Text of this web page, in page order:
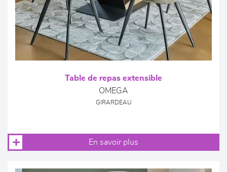
Table de repas extensible
OMEGA
GIRARDEAU
En savoir plus